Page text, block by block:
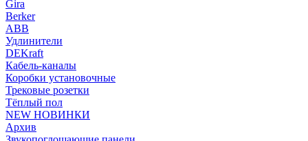
Gira
Berker
ABB
Удлинители
DEKraft
Кабель-каналы
Коробки установочные
Трековые розетки
Тёплый пол
NEW НОВИНКИ
Архив